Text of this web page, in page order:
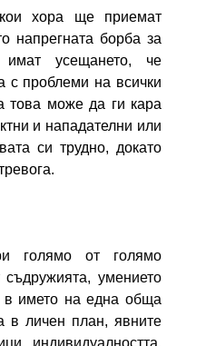
хора ще приемат
напрегната борба за
усещането, че
с проблеми на всички
това може да ги кара
и нападателни или
си трудно, докато
голямо от голямо
умението
в името на една обща
в личен план, явните
индивидуалността,